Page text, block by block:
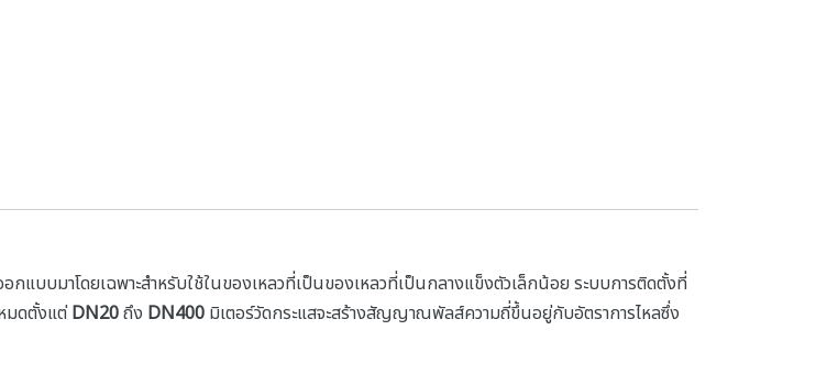
กแบบมาโดยเฉพาะสำหรับใช้ในของเหลวที่เป็นของเหลวที่เป็นกลางแข็งตัวเล็กน้อย ระบบการติดตั้งที่
มดตั้งแต่DN20ถึง DN400 มิเตอร์วัดกระแสจะสร้างสัญญาณพัลส์ความถี่ขึ้นอยู่กับอัตราการไหลซึ่ง